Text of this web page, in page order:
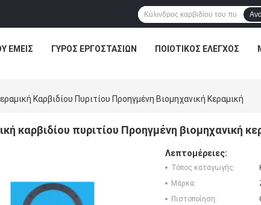
ΕΜΕΊΣ ΓΎΡΟΣ ΕΡΓΟΣΤΑΣΊΩΝ ΠΟΙΟΤΙΚΌΣ ΈΛΕΓΧΟΣ
Καρβιδίου Πυριτίου Προηγμένη Βιομηχανική Κεραμική
καρβιδίου πυριτίου Προηγμένη βιομηχανική
Λεπτομέρειες:
Τόπος καταγωγής:
Μάρκα:
Πιστοποίηση: